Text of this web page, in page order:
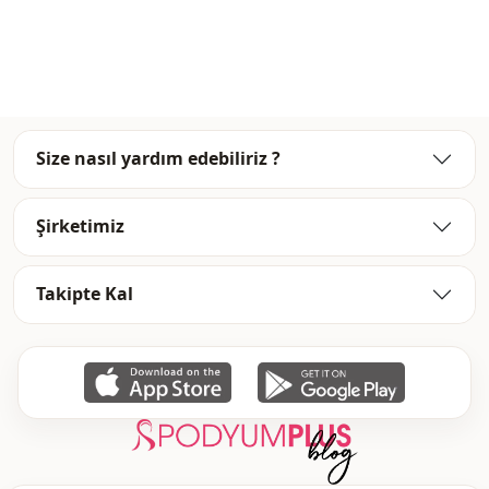
Size nasıl yardım edebiliriz ?
Şirketimiz
Takipte Kal